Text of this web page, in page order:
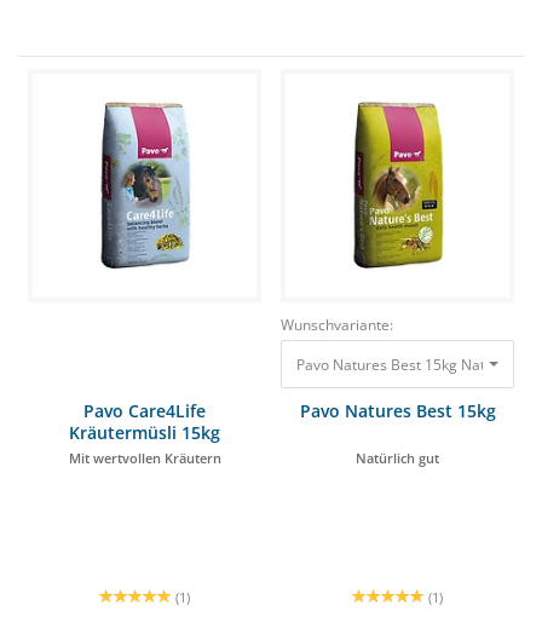
Pavo Care4Life
Kräutermüsli 15kg
Mit wertvollen Kräutern
(1)
Wunschvariante:
Pavo Natures Best 15kg Natürlich
Pavo Natures Best 15kg
Natürlich gut
(1)